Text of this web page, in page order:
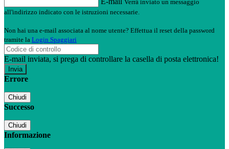
Verrà inviato un messaggio
all'indirizzo indicato con le istruzioni necessarie.
Non hai una e-mail associata al nome utente? Effettua il reset della password
tramite la Login Spaggiari
E-mail inviata, si prega di controllare la casella di posta elettronica!
Errore
Chiudi
Successo
Chiudi
Informazione